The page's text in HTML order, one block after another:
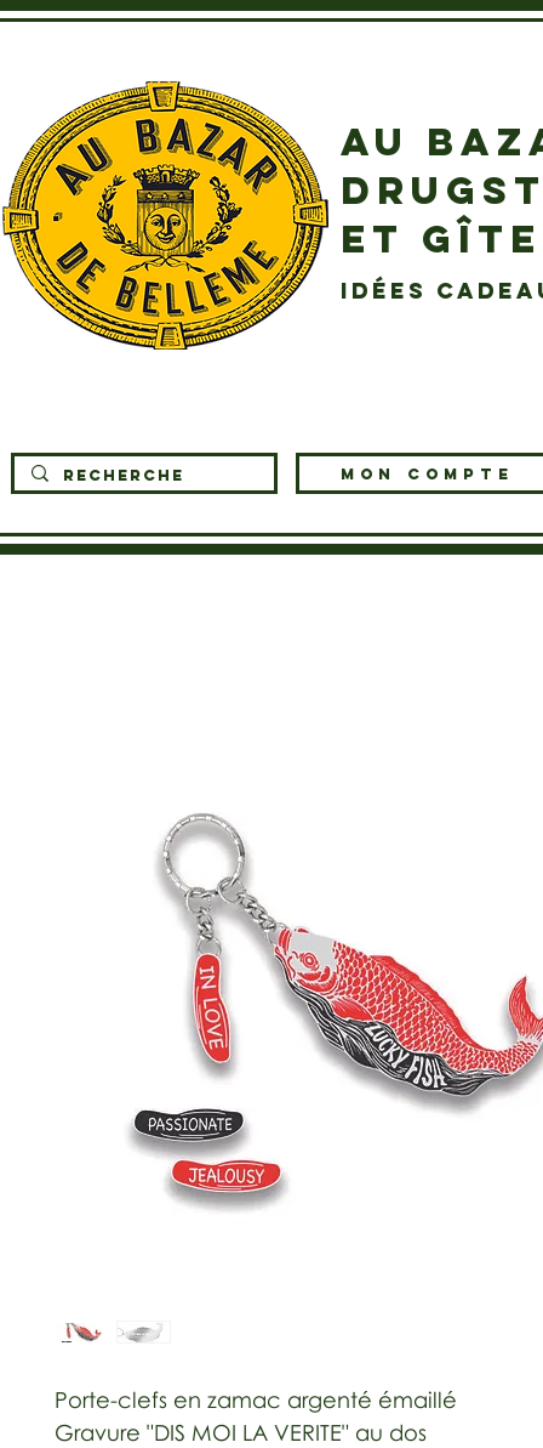
AU
ET
idées
MON COMPTE
Porte-clefs en zamac argenté émaillé
Gravure "DIS MOI LA VERITE" au dos